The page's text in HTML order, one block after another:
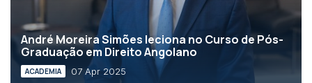
André Moreira Simões leciona no Curso de Pós-
Graduação em Direito Angolano
ACADEMIA 07 Apr 2025